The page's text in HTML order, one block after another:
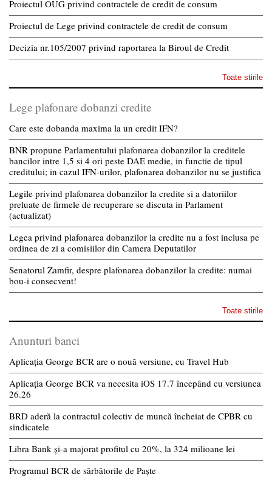
Proiectul OUG privind contractele de credit de consum
Proiectul de Lege privind contractele de credit de consum
Decizia nr.105/2007 privind raportarea la Biroul de Credit
Toate stirile
Lege plafonare dobanzi credite
Care este dobanda maxima la un credit IFN?
BNR propune Parlamentului plafonarea dobanzilor la creditele
bancilor intre 1,5 si 4 ori peste DAE medie, in functie de tipul
creditului; in cazul IFN-urilor, plafonarea dobanzilor nu se justifica
Legile privind plafonarea dobanzilor la credite si a datoriilor
preluate de firmele de recuperare se discuta in Parlament
(actualizat)
Legea privind plafonarea dobanzilor la credite nu a fost inclusa pe
ordinea de zi a comisiilor din Camera Deputatilor
Senatorul Zamfir, despre plafonarea dobanzilor la credite: numai
bou-i consecvent!
Toate stirile
Anunturi banci
Aplicația George BCR are o nouă versiune, cu Travel Hub
Aplicația George BCR va necesita iOS 17.7 începând cu versiunea
26.26
BRD aderă la contractul colectiv de muncă încheiat de CPBR cu
sindicatele
Libra Bank și-a majorat profitul cu 20%, la 324 milioane lei
Programul BCR de sărbătorile de Paște